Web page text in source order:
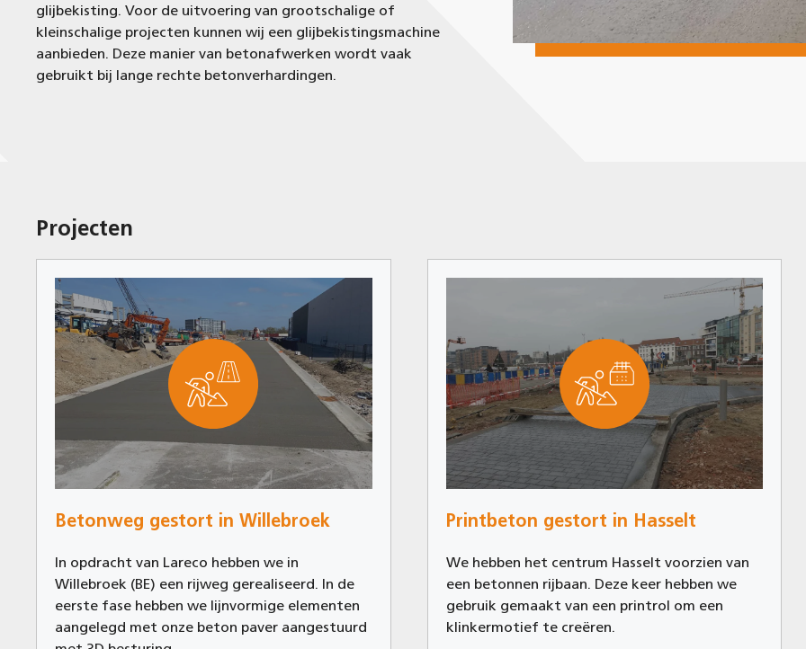
glijbekisting. Voor de uitvoering van grootschalige of
kleinschalige projecten kunnen wij een glijbekistingsmachine
aanbieden. Deze manier van betonafwerken wordt vaak
gebruikt bij lange rechte betonverhardingen.
Projecten
Betonweg gestort in Willebroek
In opdracht van Lareco hebben we in
Willebroek (BE) een rijweg gerealiseerd. In de
eerste fase hebben we lijnvormige elementen
aangelegd met onze beton paver aangestuurd
Printbeton gestort in Hasselt
We hebben het centrum Hasselt voorzien van
een betonnen rijbaan. Deze keer hebben we
gebruik gemaakt van een printrol om een
klinkermotief te creëren.